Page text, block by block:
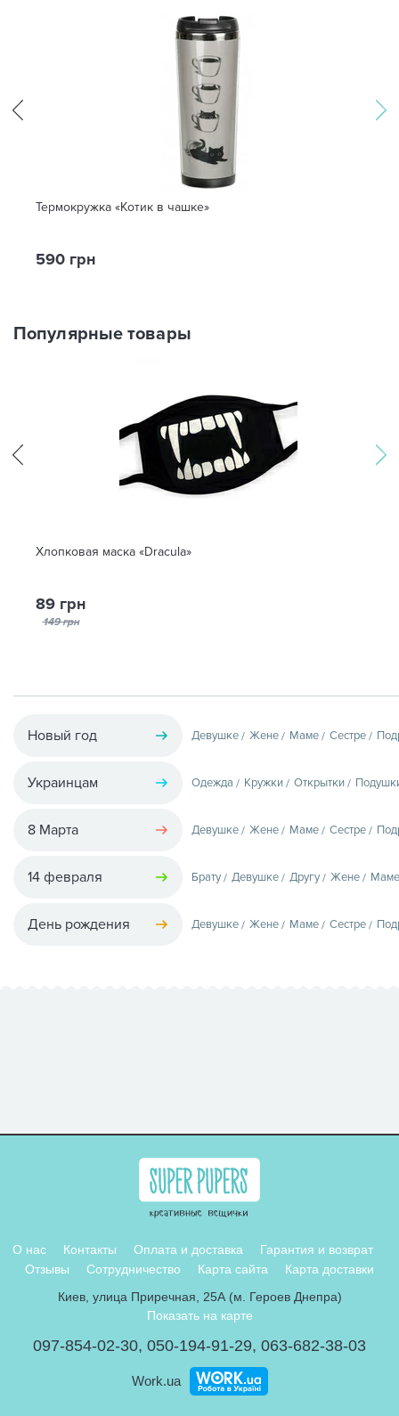
Термокружка «Котик в чашке»
590 грн
Популярные товары
Хлопковая маска «Dracula»
89 грн
149 грн
Новый год Девушке Жене Маме Сестре
Украинцам Одежда Кружки Открытки
8 Марта Девушке Жене Маме Сестре
14 февраля Брату Девушке Другу Жене Маме
День рождения Девушке Жене Маме Сестре
О нас Контакты Оплата и доставка
Гарантия и возврат
Отзывы
Сотрудничество Карта сайта
Карта доставки
Киев, улица Приречная, 25А (м. Героев Днепра)
Показать на карте
097-854-02-30, 050-194-91-29, 063-682-38-03
Work.ua